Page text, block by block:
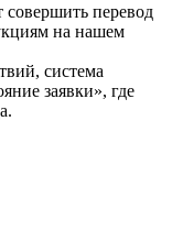
совершить перевод
на нашем
система
заявки», где